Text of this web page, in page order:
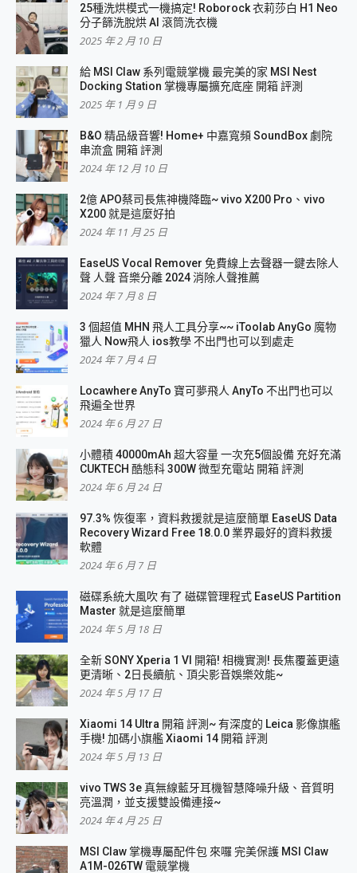
25種洗烘模式一機搞定! Roborock 衣莉莎白 H1 Neo
分子篩洗脫烘 AI 滾筒洗衣機
2025 年 2 月 10 日
給 MSI Claw 系列電競掌機 最完美的家 MSI Nest
Docking Station 掌機專屬擴充底座 開箱 評測
2025 年 1 月 9 日
B&O 精品級音響! Home+ 中嘉寬頻 SoundBox 劇院
串流盒 開箱 評測
2024 年 12 月 10 日
2億 APO蔡司長焦神機降臨~ vivo X200 Pro、vivo
X200 就是這麼好拍
2024 年 11 月 25 日
EaseUS Vocal Remover 免費線上去聲器一鍵去除人
聲 人聲 音樂分離 2024 消除人聲推薦
2024 年 7 月 8 日
3 個超值 MHN 飛人工具分享~~ iToolab AnyGo 魔物
獵人 Now飛人 ios教學 不出門也可以到處走
2024 年 7 月 4 日
Locawhere AnyTo 寶可夢飛人 AnyTo 不出門也可以
飛遍全世界
2024 年 6 月 27 日
小體積 40000mAh 超大容量 一次充5個設備 充好充滿
CUKTECH 酷態科 300W 微型充電站 開箱 評測
2024 年 6 月 24 日
97.3% 恢復率，資料救援就是這麼簡單 EaseUS Data
Recovery Wizard Free 18.0.0 業界最好的資料救援
軟體
2024 年 6 月 7 日
磁碟系統大風吹 有了 磁碟管理程式 EaseUS Partition
Master 就是這麼簡單
2024 年 5 月 18 日
全新 SONY Xperia 1 VI 開箱! 相機實測! 長焦覆蓋更遠
更清晰、2日長續航、頂尖影音娛樂效能~
2024 年 5 月 17 日
Xiaomi 14 Ultra 開箱 評測~ 有深度的 Leica 影像旗艦
手機! 加碼小旗艦 Xiaomi 14 開箱 評測
2024 年 5 月 13 日
vivo TWS 3e 真無線藍牙耳機智慧降噪升級、音質明
亮溫潤，並支援雙設備連接~
2024 年 4 月 25 日
MSI Claw 掌機專屬配件包 來囉 完美保護 MSI Claw
A1M-026TW 電競掌機